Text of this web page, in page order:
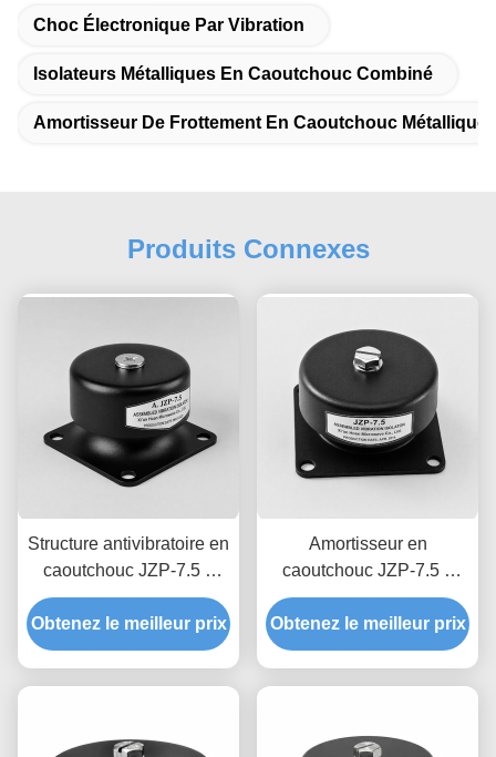
Choc Électronique Par Vibration
Isolateurs Métalliques En Caoutchouc Combiné
Amortisseur De Frottement En Caoutchouc Métallique
Produits Connexes
Structure antivibratoire en
caoutchouc JZP-7.5 à
verrouillage anti-
séparation avec
traçabilité de lot moulée
Obtenez le meilleur prix
Amortisseur en
caoutchouc JZP-7.5 à
conception hygiénique et
lisse avec amortissement
progressif facile à laver
Obtenez le meilleur prix